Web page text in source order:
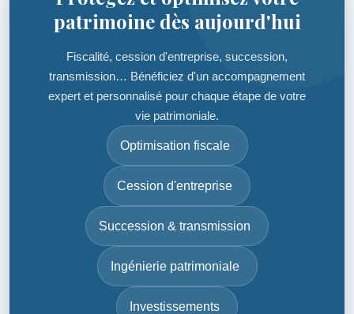
patrimoine dès aujourd'hui
Fiscalité, cession d'entreprise, succession,
transmission… Bénéficiez d'un accompagnement
expert et personnalisé pour chaque étape de votre
vie patrimoniale.
Optimisation fiscale
Cession d'entreprise
Succession & transmission
Ingénierie patrimoniale
Investissements